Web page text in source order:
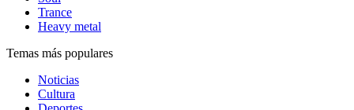
Trance
Heavy metal
Temas más populares
Noticias
Cultura